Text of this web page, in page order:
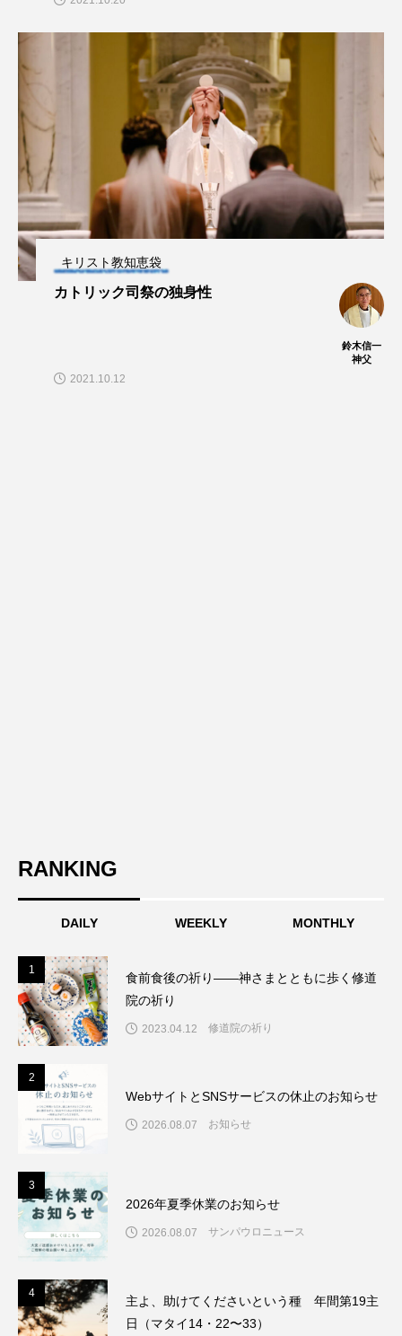
キリスト教知恵袋
カトリック司祭の独身性
鈴木信一
神父
2021.10.12
RANKING
DAILY WEEKLY MONTHLY
1
食前食後の祈り――神さまとともに歩く修道
院の祈り
2023.04.12 修道院の祈り
2
WebサイトとSNSサービスの休止のお知らせ
2026.08.07 お知らせ
3
2026年夏季休業のお知らせ
2026.08.07 サンパウロニュース
4
主よ、助けてくださいという種 年間第19主
日（マタイ14・22〜33）